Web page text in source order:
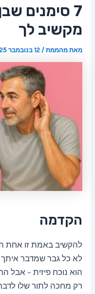
7 סימנים
מקשיב לך
מאתמהממת/12 בנובמבר 2025
הקדמה
להקשיב באמת זו אחת
לא כל גבר שמדבר
הוא נוכח פיזית – אבל
רק מחכה לתור שלו